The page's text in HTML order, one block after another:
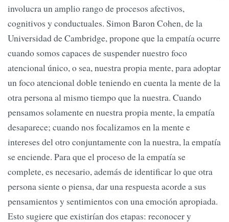
involucra un amplio rango de procesos afectivos,
cognitivos y conductuales. Simon Baron Cohen, de la
Universidad de Cambridge, propone que la empatía ocurre
cuando somos capaces de suspender nuestro foco
atencional único, o sea, nuestra propia mente, para adoptar
un foco atencional doble teniendo en cuenta la mente de la
otra persona al mismo tiempo que la nuestra. Cuando
pensamos solamente en nuestra propia mente, la empatía
desaparece; cuando nos focalizamos en la mente e
intereses del otro conjuntamente con la nuestra, la empatía
se enciende. Para que el proceso de la empatía se
complete, es necesario, además de identificar lo que otra
persona siente o piensa, dar una respuesta acorde a sus
pensamientos y sentimientos con una emoción apropiada.
Esto sugiere que existirían dos etapas: reconocer y